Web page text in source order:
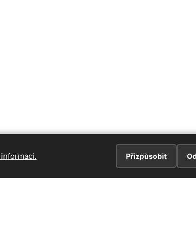
Přizpůsobit